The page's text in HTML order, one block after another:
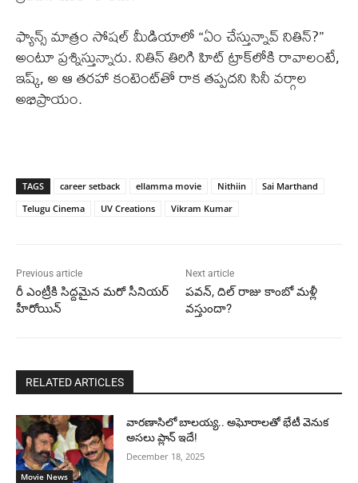
ఫ్యాన్స్ మాత్రం సోషల్ మీడియాలో “ఏం చేస్తున్నావ్ నితిన్?”
అంటూ ప్రశ్నిస్తున్నారు. నితిన్ తిరిగి హిట్ ట్రాక్‌లోకి రావాలంటే,
ఇష్క్, అ ఆ తరహా కంటెంట్‌తో రాక తప్పదని సినీ వర్గాల
అభిప్రాయం.
TAGS career setback ellamma movie Nithiin
Sai Marthand
Telugu Cinema
UV Creations Vikram Kumar
Previous article
రీ ఎంట్రీకి సిద్దమైన మరో సీనియర్
హీరోయిన్
Next article
పవన్, దిల్ రాజు కాంబో మళ్లీ
వస్తుందా?
RELATED ARTICLES
Movie News
వారణాసిలో బాలయ్య.. అఘోరాలతో భేటీ వెనుక
అసలు ప్లాన్ ఇదే!
December 18, 2025